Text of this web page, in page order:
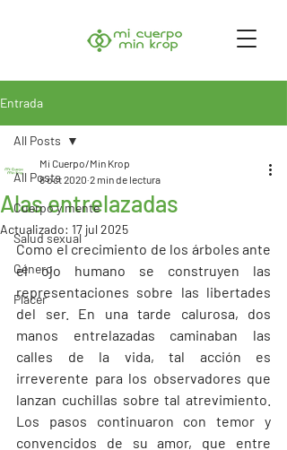
Entrada
All Posts
Cuerpo y mente
Salud sexual
Género
Placer
All Posts
Alas entrelazadas
Mi Cuerpo/Min Krop
8 oct 2020 2 min de lectura
Actualizado: 17 jul 2025
Como el crecimiento de los árboles ante
el ojo humano se construyen las
representaciones sobre las libertades
del ser. En una tarde calurosa, dos
manos entrelazadas caminaban las
calles de la vida, tal acción es
irreverente para los observadores que
lanzan cuchillas sobre tal atrevimiento.
Los pasos continuaron con temor y
convencidos de su amor, que entre